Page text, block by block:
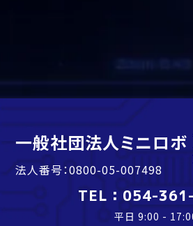
一般社団法人ミニロボ
法人番号：0800-05-007498
TEL： 054-
平日 9:00 -